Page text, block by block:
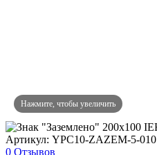
Артикул: YPC10-ZAZEM-5-010
0 Отзывов